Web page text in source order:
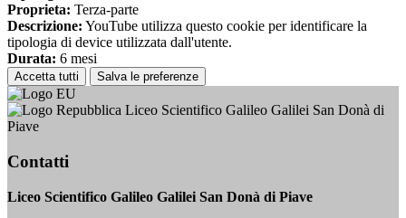
Proprieta: Terza-parte
Descrizione: YouTube utilizza questo cookie per identificare la
tipologia di device utilizzata dall'utente.
Durata: 6 mesi
Accetta tutti Salva le preferenze
Liceo Scientifico Galileo Galilei San Donà di
Piave
Contatti
Liceo Scientifico Galileo Galilei San Donà di Piave